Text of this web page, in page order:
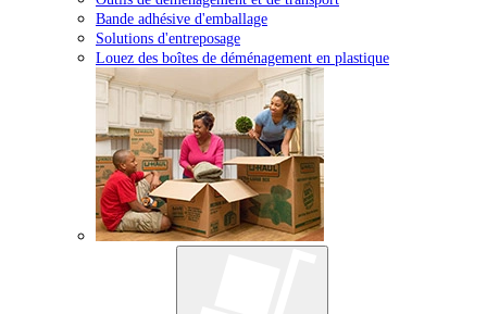
Bande adhésive d'emballage
Solutions d'entreposage
Louez des boîtes de déménagement en plastique